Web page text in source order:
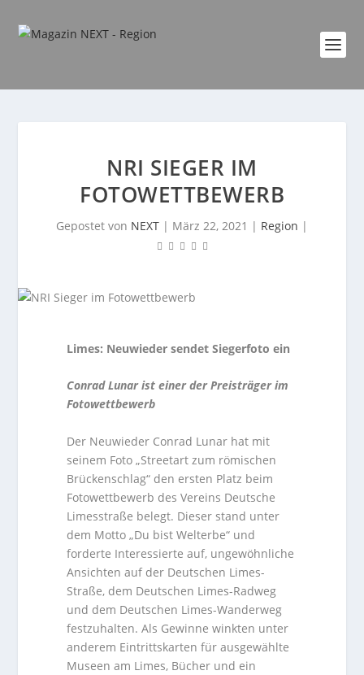
NRI SIEGER IM
FOTOWETTBEWERB
Gepostet von NEXT | März 22, 2021 | Region |
Limes: Neuwieder sendet Siegerfoto ein
Conrad Lunar ist einer der Preisträger im
Fotowettbewerb
Der Neuwieder Conrad Lunar hat mit
seinem Foto „Streetart zum römischen
Brückenschlag“ den ersten Platz beim
Fotowettbewerb des Vereins Deutsche
Limesstraße belegt. Dieser stand unter
dem Motto „Du bist Welterbe“ und
forderte Interessierte auf, ungewöhnliche
Ansichten auf der Deutschen Limes-
Straße, dem Deutschen Limes-Radweg
und dem Deutschen Limes-Wanderweg
festzuhalten. Als Gewinne winkten unter
anderem Eintrittskarten für ausgewählte
Museen am Limes, Bücher und ein